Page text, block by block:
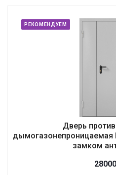
РЕКОМЕНДУЕМ
Дверь
дымогазонепроницаемая
замком
28000